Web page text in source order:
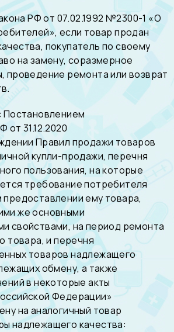
РФ от 07.02.1992 №2300-1 «О
если товар продан
покупатель по своему
на замену, соразмерное
проведение ремонта или возврат
Постановлением
от 31.12.2020
Правил продажи товаров
купли-продажи, перечня
пользования, на которые
требование потребителя
ему товара,
же основными
свойствами, на период ремонта
товара, и перечня
товаров надлежащего
обмену, а также
в некоторые акты
Федерации»
на аналогичный товар
надлежащего качества: